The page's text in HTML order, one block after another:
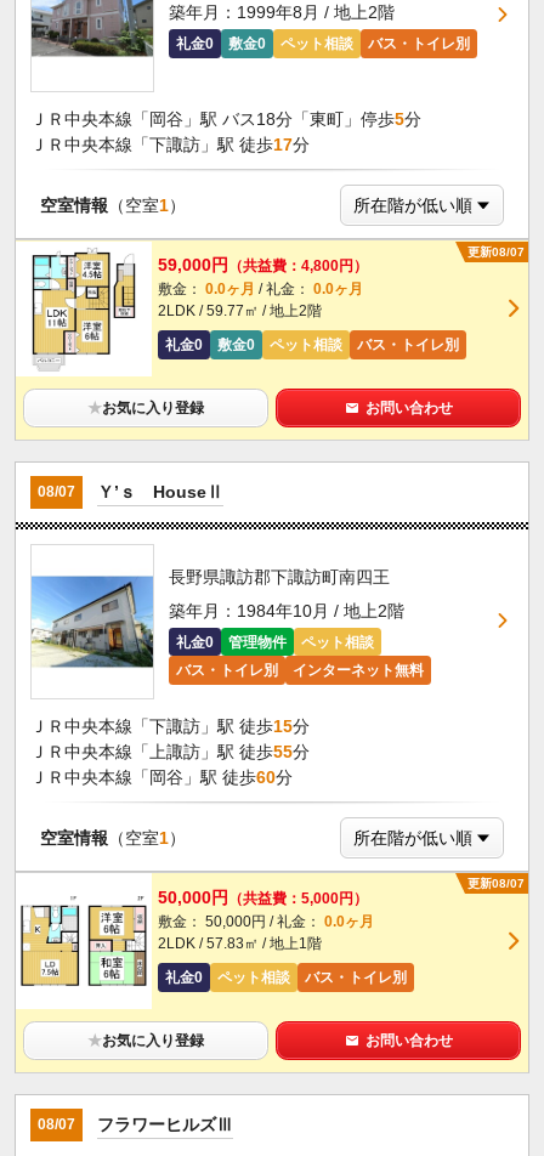
築年月：1999年8月 / 地上2階
礼金0 敷金0 ペット相談 バス・トイレ別
ＪＲ中央本線「岡谷」駅 バス18分「東町」停歩5分
ＪＲ中央本線「下諏訪」駅 徒歩17分
空室情報 （空室1）
更新08/07
59,000円
（共益費：4,800円）
敷金： 0.0ヶ月 / 礼金： 0.0ヶ月
2LDK / 59.77㎡ / 地上2階
礼金0
敷金0 ペット相談 バス・トイレ別
★お気に入り登録 お問い合わせ
08/07 Ｙ’ｓ HouseⅡ
長野県諏訪郡下諏訪町南四王
築年月：1984年10月 / 地上2階
礼金0 管理物件
ペット相談
バス・トイレ別
インターネット無料
ＪＲ中央本線「下諏訪」駅 徒歩15分
ＪＲ中央本線「上諏訪」駅 徒歩55分
ＪＲ中央本線「岡谷」駅 徒歩60分
空室情報 （空室1）
更新08/07
50,000円
（共益費：5,000円）
敷金： 50,000円 / 礼金： 0.0ヶ月
2LDK / 57.83㎡ / 地上1階
礼金0
ペット相談 バス・トイレ別
★お気に入り登録 お問い合わせ
08/07 フラワーヒルズⅢ